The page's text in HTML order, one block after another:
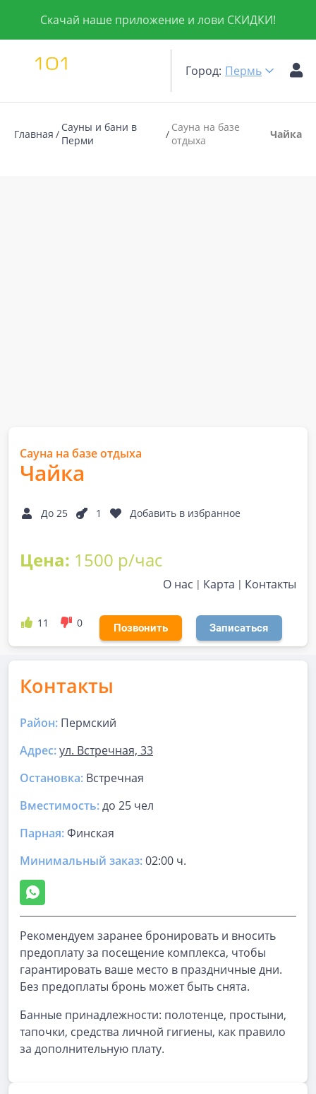
Скачай наше приложение и лови СКИДКИ!
Город: Пермь
Главная
Сауны и бани в
Перми
Сауна на базе
отдыха
Чайка
Сауна на базе отдыха
Чайка
До 25 1 Добавить в избранное
Цена: 1500 р/час
О нас Карта Контакты
11 0 Позвонить Записаться
Контакты
Район: Пермский
Адрес:ул. Встречная, 33
Остановка: Встречная
Вместимость:до 25 чел
Парная:Финская
Минимальный заказ:02:00 ч.
Рекомендуем заранее бронировать и вносить
предоплату за посещение комплекса, чтобы
гарантировать ваше место в праздничные дни.
Без предоплаты бронь может быть снята.
Банные принадлежности: полотенце, простыни,
тапочки, средства личной гигиены, как правило
за дополнительную плату.